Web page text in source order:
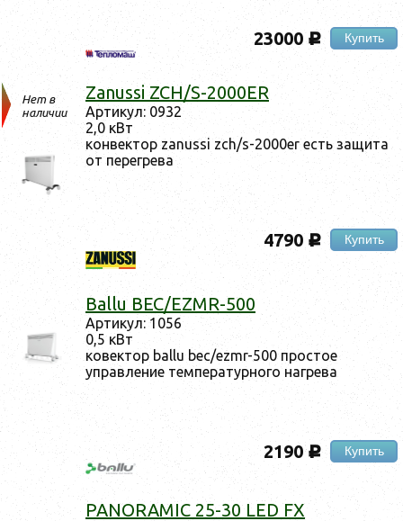
23000 c Купить
Нет в
наличии
Zanussi ZCH/S-2000ER
Артикул: 0932
2,0 кВт
конвектор zanussi zch/s-2000er есть защита
от перегрева
4790 c Купить
Ballu BEC/EZMR-500
Артикул: 1056
0,5 кВт
ковектор ballu bec/ezmr-500 простое
управление температурного нагрева
2190c Купить
PANORAMIC 25-30 LED FX